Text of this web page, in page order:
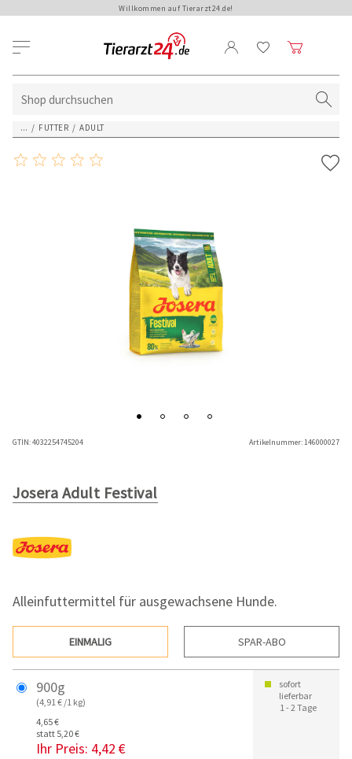
Willkommen auf Tierarzt24.de!
... / FUTTER / ADULT
GTIN:4032254745204 Artikelnummer:146000027
Josera Adult Festival
Alleinfuttermittel für ausgewachsene Hunde.
EINMALIG SPAR-ABO
900g
(4,91 € /1 kg)
statt 5,20 €
4,65 €
Ihr Preis: 4,42 €
sofort
lieferbar
1 - 2 Tage